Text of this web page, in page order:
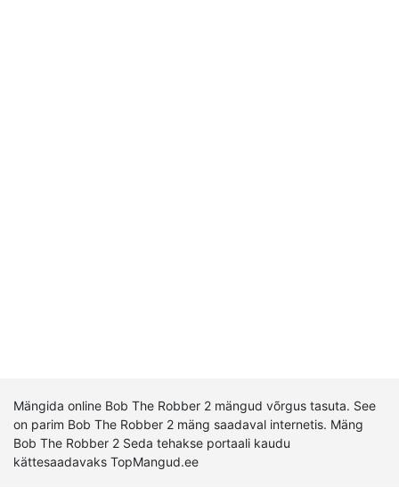
Mängida online Bob The Robber 2 mängud võrgus tasuta. See
on parim Bob The Robber 2 mäng saadaval internetis. Mäng
Bob The Robber 2 Seda tehakse portaali kaudu
kättesaadavaks TopMangud.ee